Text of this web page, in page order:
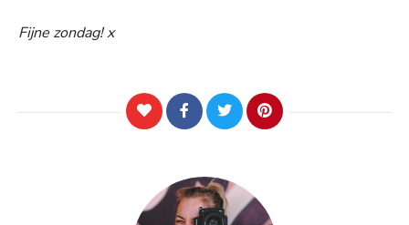
Fijne zondag! x